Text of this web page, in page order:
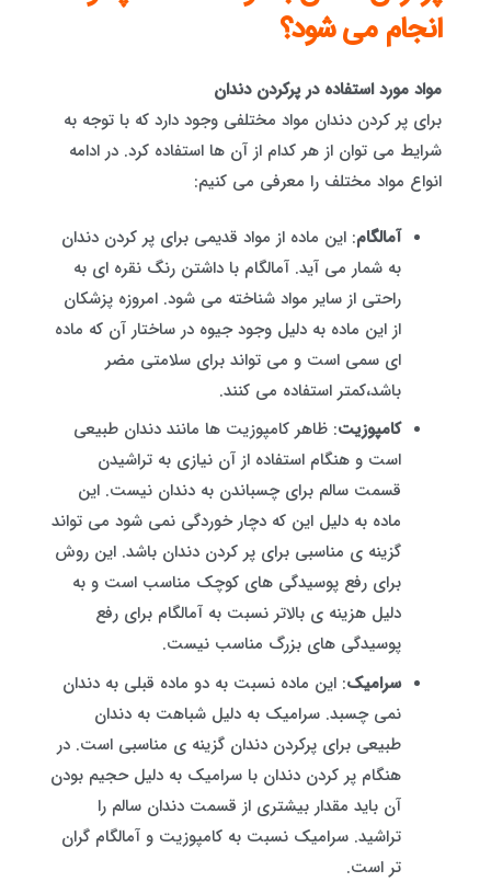
انجام می شود؟
مواد مورد استفاده در پرکردن دندان
برای پر کردن دندان مواد مختلفی وجود دارد که با توجه به
شرایط می توان از هر کدام از آن ها استفاده کرد. در ادامه
انواع مواد مختلف را معرفی می کنیم:
آمالگام: این ماده از مواد قدیمی برای پر کردن دندان
به شمار می آید. آمالگام با داشتن رنگ نقره ای به
راحتی از سایر مواد شناخته می شود. امروزه پزشکان
از این ماده به دلیل وجود جیوه در ساختار آن که ماده
ای سمی است و می تواند برای سلامتی مضر
باشد،کمتر استفاده می کنند.
کامپوزیت: ظاهر کامپوزیت ها مانند دندان طبیعی
است و هنگام استفاده از آن نیازی به تراشیدن
قسمت سالم برای چسباندن به دندان نیست. این
ماده به دلیل این که دچار خوردگی نمی شود می تواند
گزینه ی مناسبی برای پر کردن دندان باشد. این روش
برای رفع پوسیدگی های کوچک مناسب است و به
دلیل هزینه ی بالاتر نسبت به آمالگام برای رفع
پوسیدگی های بزرگ مناسب نیست.
سرامیک: این ماده نسبت به دو ماده قبلی به دندان
نمی چسبد. سرامیک به دلیل شباهت به دندان
طبیعی برای پرکردن دندان گزینه ی مناسبی است. در
هنگام پر کردن دندان با سرامیک به دلیل حجیم بودن
آن باید مقدار بیشتری از قسمت دندان سالم را
تراشید. سرامیک نسبت به کامپوزیت و آمالگام گران
تر است.